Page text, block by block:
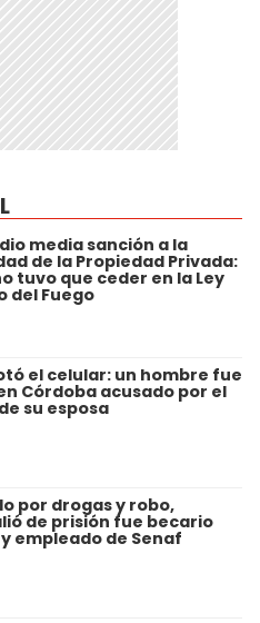
media sanción a la
de la Propiedad Privada:
tuvo que ceder en la Ley
del Fuego
el celular: un hombre fue
Córdoba acusado por el
su esposa
por drogas y robo,
de prisión fue becario
empleado de Senaf